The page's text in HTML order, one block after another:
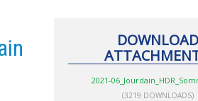
DOWNLOAD
2021-
(3219 DOWNLOADS)